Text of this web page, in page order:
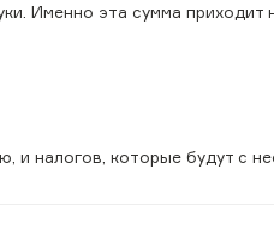
Именно эта сумма приходит
и налогов, которые будут с